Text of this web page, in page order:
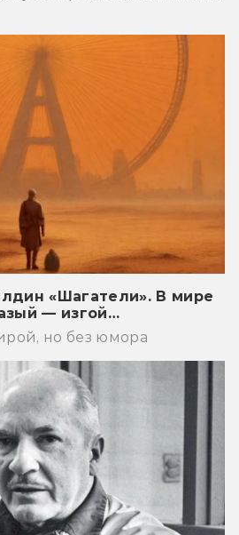
«Шагатели». В мире
— изгой…
но без юмора